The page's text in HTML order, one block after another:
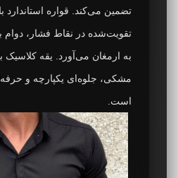
تضمین می‌کند. قواره استاندارد
تقویت‌شده در نقاط فشار، دوام
به ارمغان می‌آورد. یقه کلاسیک
مشکی، جلوه‌ای یکپارچه و
است.